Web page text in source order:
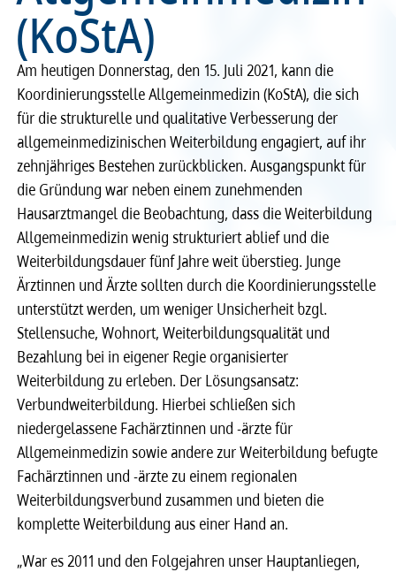
Recht
Service & Kontakt
meineBLÄK
Recht
Service & Kontakt
meineBLÄK
(KoStA)
Am heutigen Donnerstag, den 15. Juli 2021, kann die
Koordinierungsstelle Allgemeinmedizin (KoStA), die sich
für die strukturelle und qualitative Verbesserung der
allgemeinmedizinischen Weiterbildung engagiert, auf ihr
zehnjähriges Bestehen zurückblicken. Ausgangspunkt für
die Gründung war neben einem zunehmenden
Hausarztmangel die Beobachtung, dass die Weiterbildung
Allgemeinmedizin wenig strukturiert ablief und die
Weiterbildungsdauer fünf Jahre weit überstieg. Junge
Ärztinnen und Ärzte sollten durch die Koordinierungsstelle
unterstützt werden, um weniger Unsicherheit bzgl.
Stellensuche, Wohnort, Weiterbildungsqualität und
Bezahlung bei in eigener Regie organisierter
Weiterbildung zu erleben. Der Lösungsansatz:
Verbundweiterbildung. Hierbei schließen sich
niedergelassene Fachärztinnen und -ärzte für
Allgemeinmedizin sowie andere zur Weiterbildung befugte
Fachärztinnen und -ärzte zu einem regionalen
Weiterbildungsverbund zusammen und bieten die
komplette Weiterbildung aus einer Hand an.
„War es 2011 und den Folgejahren unser Hauptanliegen,